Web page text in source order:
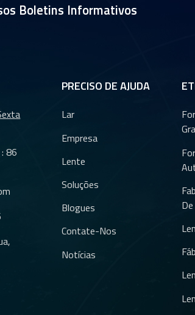
Boletins Informativos
:86
PRECISO DE AJUDA
Lar
Empresa
Lente
Soluções
Blogues
Contate-Nos
Notícias